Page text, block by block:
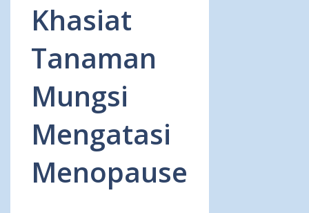
Khasiat
Tanaman
Mungsi
Mengatasi
Menopause